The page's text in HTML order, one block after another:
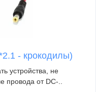
- крокодилы)
устройства, не
провода от DC-..